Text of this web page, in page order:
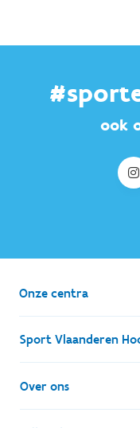
ook
Onze centra
Sport Vlaanderen
Simon Bolivarlaan 17
1000 Brussel
Over ons